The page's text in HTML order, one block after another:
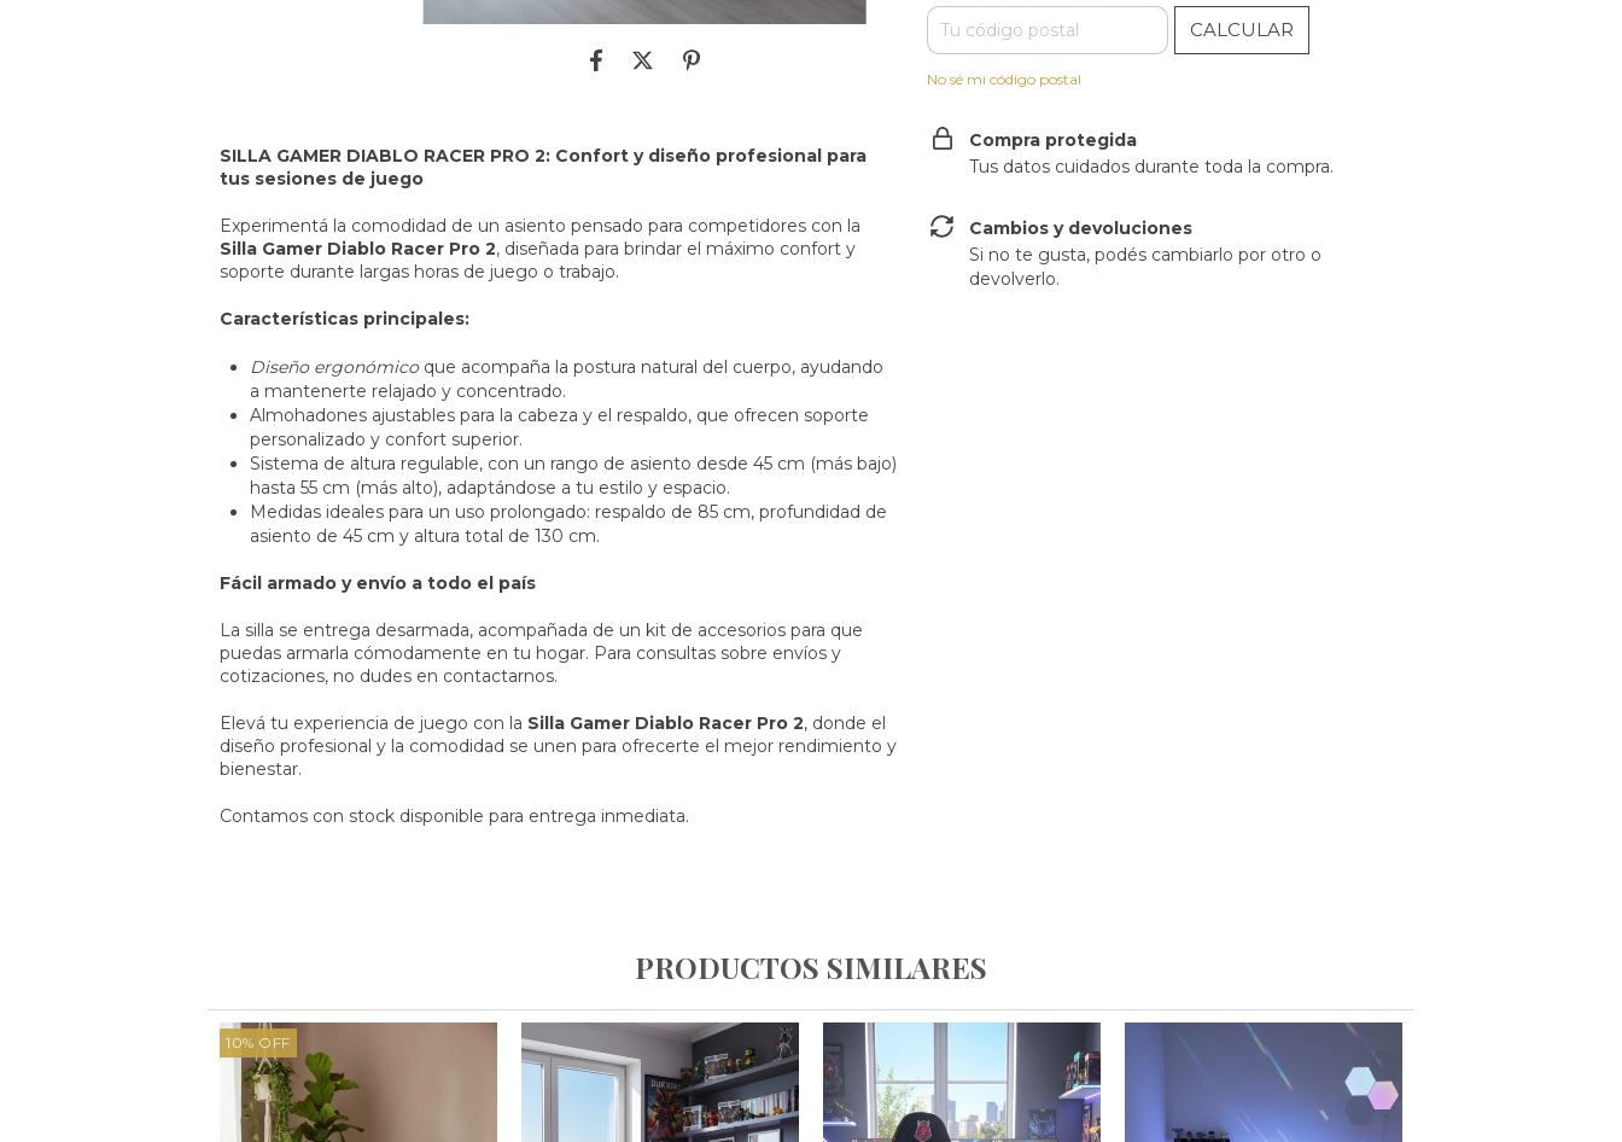
SILLA GAMER DIABLO RACER PRO 2: Confort y diseño profesional para
tus sesiones de juego
Experimentá la comodidad de un asiento pensado para competidores con la
Silla Gamer Diablo Racer Pro 2, diseñada para brindar el máximo confort y
soporte durante largas horas de juego o trabajo.
Características principales:
Diseño ergonómicoque acompaña la postura natural del cuerpo, ayudando
a mantenerte relajado y concentrado.
Almohadones ajustables para la cabeza y el respaldo, que ofrecen soporte
personalizado y confort superior.
Sistema de altura regulable, con un rango de asiento desde 45 cm (más bajo)
hasta 55 cm (más alto), adaptándose a tu estilo y espacio.
Medidas ideales para un uso prolongado: respaldo de 85 cm, profundidad de
asiento de 45 cm y altura total de 130 cm.
Fácil armado y envío a todo el país
La silla se entrega desarmada, acompañada de un kit de accesorios para que
puedas armarla cómodamente en tu hogar. Para consultas sobre envíos y
cotizaciones, no dudes en contactarnos.
Elevá tu experiencia de juego con la Silla Gamer Diablo Racer Pro 2, donde el
diseño profesional y la comodidad se unen para ofrecerte el mejor rendimiento y
bienestar.
Contamos con stock disponible para entrega inmediata.
CALCULAR
No sé mi código postal
Compra protegida
Tus datos cuidados durante toda la compra.
Cambios y devoluciones
Si no te gusta, podés cambiarlo por otro o
devolverlo.
PRODUCTOS SIMILARES
10% OFF